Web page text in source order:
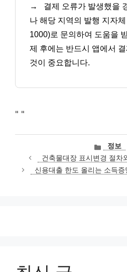
→
결제 오류가 발생했을
나 해당 지역의 발행 지자
1000)로 문의하여 도움을
제 후에는 반드시 앱에서
것이 중요합니다.
" "
카
테
고
리
정보
건축물대장 표시변경 절차
신용대출 한도 올리는 소득